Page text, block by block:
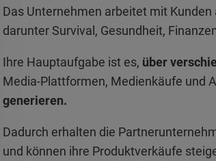
Das Unternehmen arbeitet mit
darunter Survival, Gesundheit,
Ihre Hauptaufgabe ist es, über
Media-Plattformen, Medienkäufe und
generieren.
Dadurch erhalten die
und können ihre Produktverkäufe